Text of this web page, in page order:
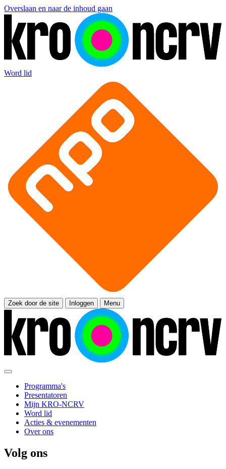
Overslaan en naar de inhoud gaan
Word lid
Zoek door de site Inloggen Menu
Programma's
Presentatoren
Mijn KRO-NCRV
Word lid
Acties & evenementen
Over ons
Volg ons